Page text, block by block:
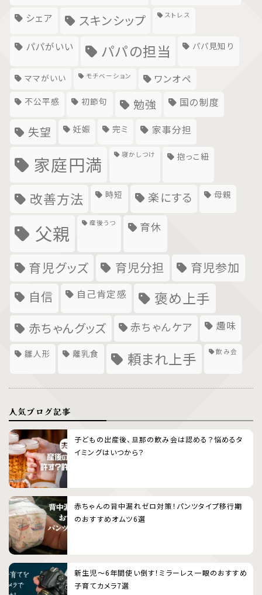
シェア スキンシップ ストレス
パパがいい パパの担当 パパ見知り
ママがいい モチベーション ワンオペ
不公平感 初節句 勉強 国の制度
失望 妊娠 完ミ 家事分担
家庭円満 寝かしつけ 抱っこ紐
改善方法 時短 楽にする 母親
父親 産後うつ 育休
育児グッズ 育児分担
育児参加
自信
自己肯定感 褒め上手
赤ちゃんグッズ 赤ちゃんケア 趣味
雛人形 離乳食 頼まれ上手 飲み会
人気ブログ記事
子どもの出産後、旦那の飲み会は認める？悩めるタ
イミングはいつから？
赤ちゃんの背中漏れゼロ対策！パンツタイプ移行期
のおすすめオムツ6選
新生児〜6年間使い倒す！ミラーレス一眼のおすすめ
子育てカメラ7選